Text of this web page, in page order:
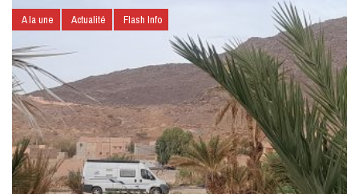
A la une Actualité Flash Info